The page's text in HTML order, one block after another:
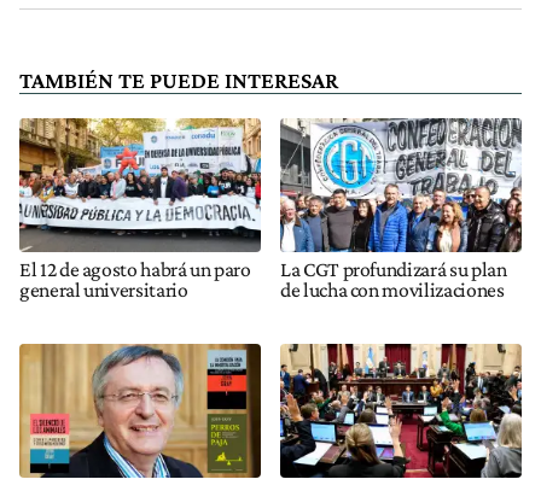
TAMBIÉN TE PUEDE INTERESAR
El 12 de agosto habrá un paro
general universitario
La CGT profundizará su plan
de lucha con movilizaciones